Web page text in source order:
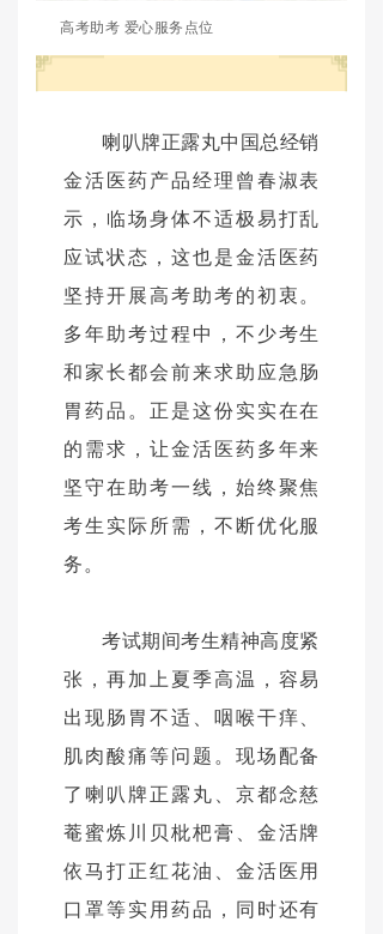
高考助考 爱心服务点位
喇叭牌正露丸中国总经销
金活医药产品经理曾春淑表
示，临场身体不适极易打乱
应试状态，这也是金活医药
坚持开展高考助考的初衷。
多年助考过程中，不少考生
和家长都会前来求助应急肠
胃药品。正是这份实实在在
的需求，让金活医药多年来
坚守在助考一线，始终聚焦
考生实际所需，不断优化服
务。
考试期间考生精神高度紧
张，再加上夏季高温，容易
出现肠胃不适、咽喉干痒、
肌肉酸痛等问题。现场配备
了喇叭牌正露丸、京都念慈
菴蜜炼川贝枇杷膏、金活牌
依马打正红花油、金活医用
口罩等实用药品，同时还有